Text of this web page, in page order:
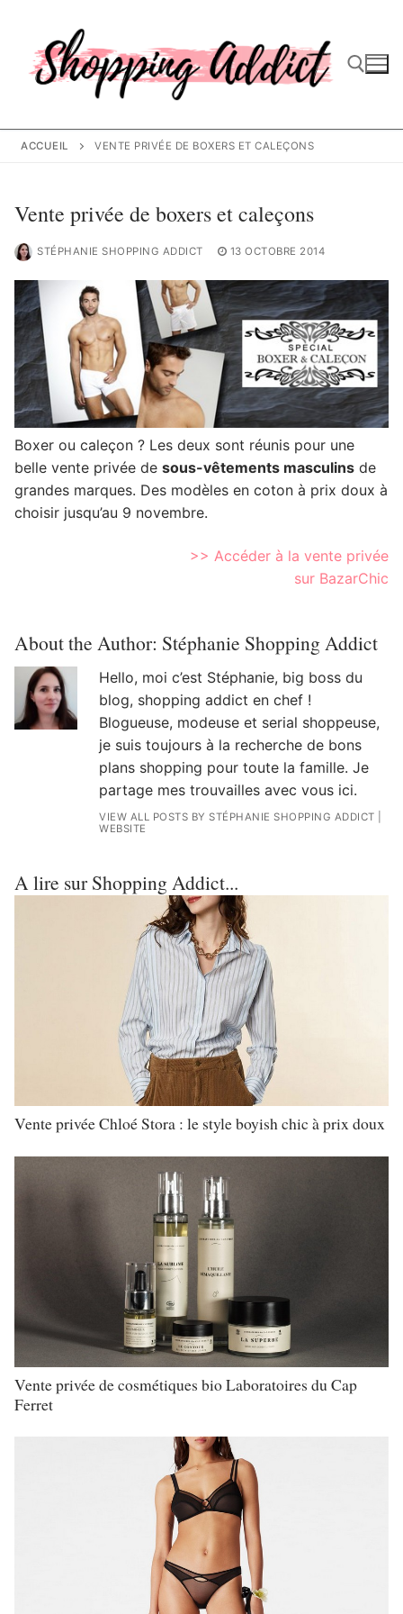
contenu
Rechercher :
ACCUEIL VENTE PRIVÉE DE BOXERS ET CALEÇONS
Vente privée de boxers et caleçons
STÉPHANIE SHOPPING ADDICT 13 OCTOBRE 2014
Boxer ou caleçon ? Les deux sont réunis pour une
belle vente privée de sous-vêtements masculins de
grandes marques. Des modèles en coton à prix doux à
choisir jusqu’au 9 novembre.
>> Accéder à la vente privée
sur BazarChic
About the Author: Stéphanie Shopping Addict
Hello, moi c’est Stéphanie, big boss du
blog, shopping addict en chef !
Blogueuse, modeuse et serial shoppeuse,
je suis toujours à la recherche de bons
plans shopping pour toute la famille. Je
partage mes trouvailles avec vous ici.
VIEW ALL POSTS BY STÉPHANIE SHOPPING ADDICT
WEBSITE
A lire sur Shopping Addict...
Vente privée Chloé Stora : le style boyish chic à prix doux
Vente privée de cosmétiques bio Laboratoires du Cap
Ferret